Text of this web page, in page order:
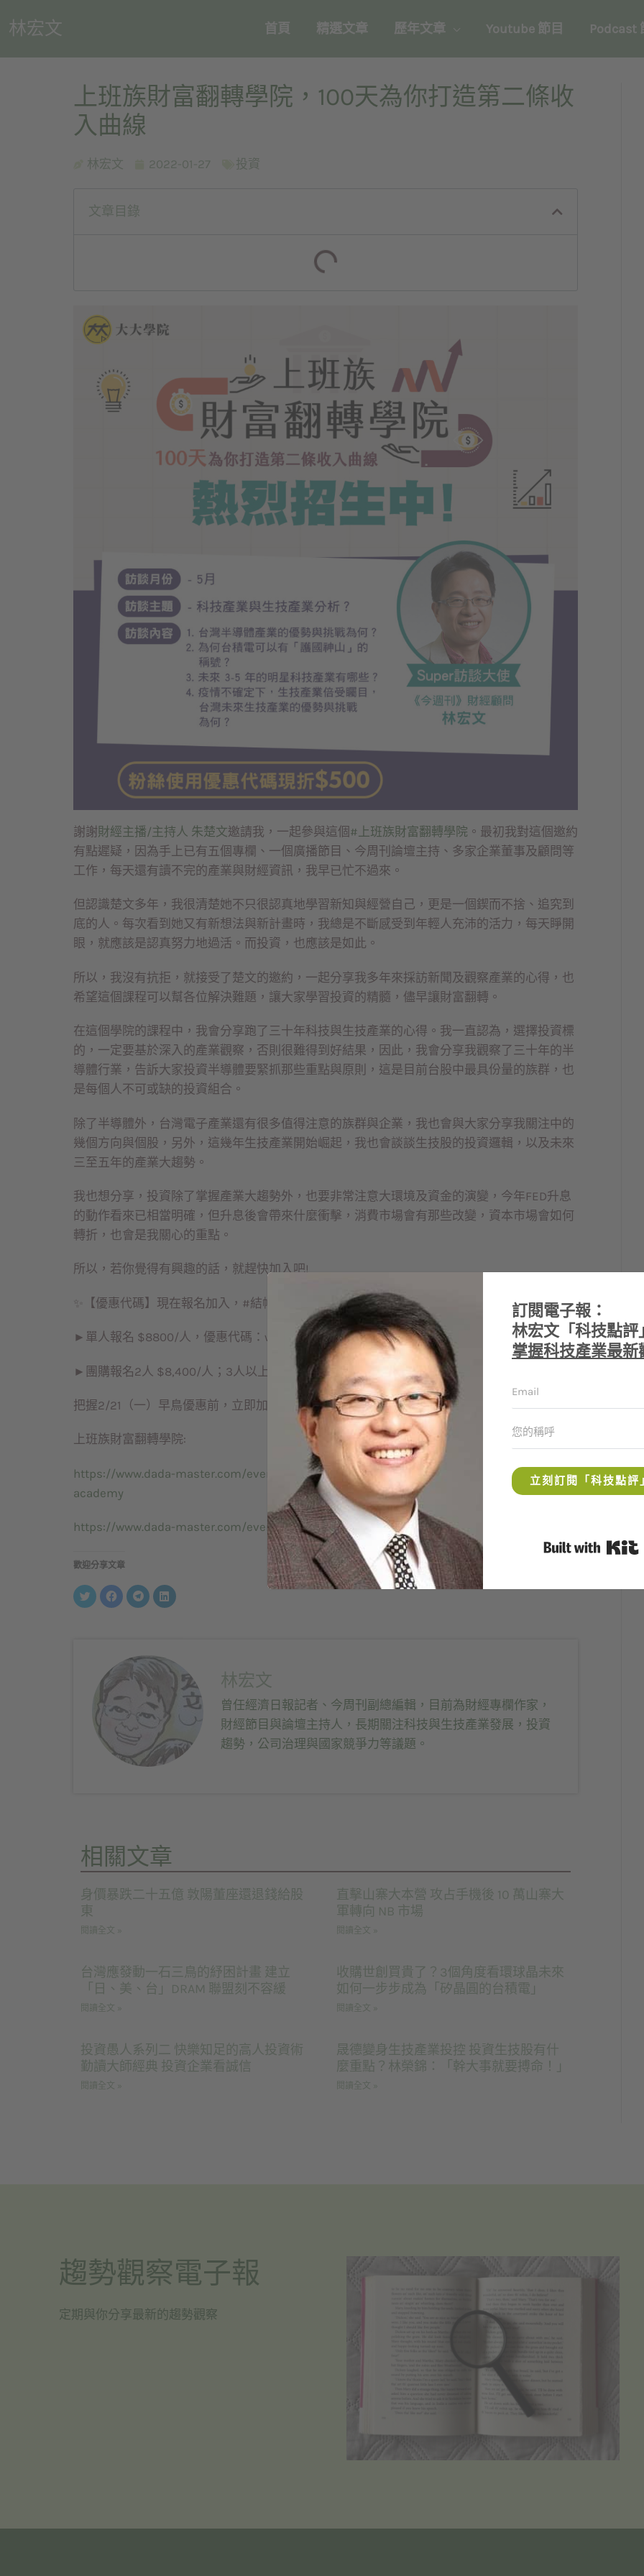
林宏文 首頁 精選文章 歷年文章 Youtube 節目 Podcast
上班族財富翻轉學院，100天為你打造第二條收
入曲線
林宏文 2022-01-27 投資
文章目錄
謝謝財經主播/主持人 朱楚文邀請我，一起參與這個 #上班族財富翻轉學院 。最初我對這個邀約
有點遲疑，因為手上已有五個專欄、一個廣播節目、今周刊論壇主持、多家企業董事及顧問等
工作，每天還有讀不完的產業與財經資訊，我早已忙不過來。
但認識楚文多年，我很清楚她不只很認真地學習新知與經營自己，更是一個鍥而不捨、追究到
底的人。每次看到她又有新想法與新計畫時，我總是不斷感受到年輕人充沛的活力，每天睜開
眼，就應該是認真努力地過活。而投資，也應該是如此。
所以，我沒有抗拒，就接受了楚文的邀約，一起分享我多年來採訪新聞及觀察產業的心得，也
希望這個課程可以幫各位解決難題，讓大家學習投資的精髓，儘早讓財富翻轉。
在這個學院的課程中，我會分享跑了三十年科技與生技產業的心得。我一直認為，選擇投資標
的，一定要基於深入的產業觀察，否則很難得到好結果，因此，我會分享我觀察了三十年的半
導體行業，告訴大家投資半導體要緊抓那些重點與原則，這是目前台股中最具份量的族群，也
是每個人不可或缺的投資組合。
除了半導體外，台灣電子產業還有很多值得注意的族群與企業，我也會與大家分享我關注中的
幾個方向與個股，另外，這幾年生技產業開始崛起，我也會談談生技股的投資邏輯，以及未來
三至五年的產業大趨勢。
我也想分享，投資除了掌握產業大趨勢外，也要非常注意大環境及資金的演變，今年FED升息
的動作看來已相當明確，但升息後會帶來什麼衝擊，消費市場會有那些改變，資本市場會如何
轉折，也會是我關心的重點。
所以，若你覺得有興趣的話，就趕快加入吧!
✨【優惠代碼】現在報名加入，#結帳再享專屬折扣500元！
►單人報名 $8800/人，優惠代碼：wen666
►團購報名2人 $8,400/人；3人以上$8,000/人，優惠代碼：wen888
把握2/21（一）早鳥優惠前，立即加入：https://bit.ly/3G6Ty2h
上班族財富翻轉學院:
https://www.dada-master.com/event/investing-academy?utm_source=wen.investing-
academy
https://www.dada-master.com/event/investing-academy#instructor
歡迎分享文章
分
享
按
一
Facebook(在
新
窗
開
啟)
按
一
Telegram(在
新
中
開
啟)
分
享
開
啟) 林宏文
曾任經濟日報記者、今周刊副總編輯，目前為財經專欄作家，
財經節目與論壇主持人，長期關注科技與生技產業發展，投資
趨勢，公司治理與國家競爭力等議題。
相關文章
身價暴跌二十五億 敦陽董座還退錢給股
東
閱讀全文 »
直擊山寨大本營 攻占手機後 10 萬山寨大
軍轉向 NB 市場
閱讀全文 »
台灣應發動一石三鳥的紓困計畫 建立
「日、美、台」DRAM 聯盟刻不容緩
閱讀全文 »
收購世創買貴了？3個角度看環球晶未來
如何一步步成為「矽晶圓的台積電」
閱讀全文 »
投資愚人系列二 快樂知足的高人投資術
勤讀大師經典 投資企業看誠信
閱讀全文 »
晟德變身生技產業投控 投資生技股有什
麼重點？林榮錦：「幹大事就要搏命！」
閱讀全文 »
趨勢觀察電子報
定期與你分享最新的趨勢觀察
訂閱電子報：
林宏文「科技點評」
掌握科技產業最新
立刻訂閱「科技點評